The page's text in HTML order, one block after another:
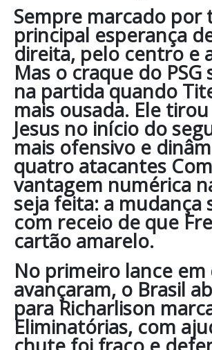
Sempre marcado por
principal esperança
direita, pelo centro e
Mas o craque do
na partida quando
mais ousada. Ele
Jesus no início do
mais ofensivo e
quatro atacantes
vantagem numérica
seja feita: a
com receio de que
cartão amarelo.
No primeiro lance
avançaram, o Brasil
para Richarlison
Eliminatórias, com